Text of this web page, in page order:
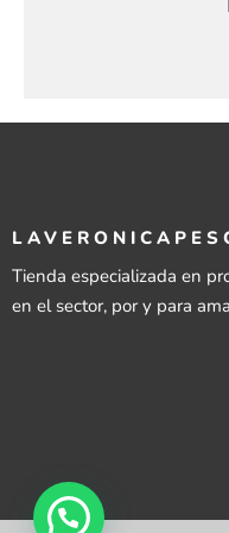
Tienda especializada en
en el sector, por y para